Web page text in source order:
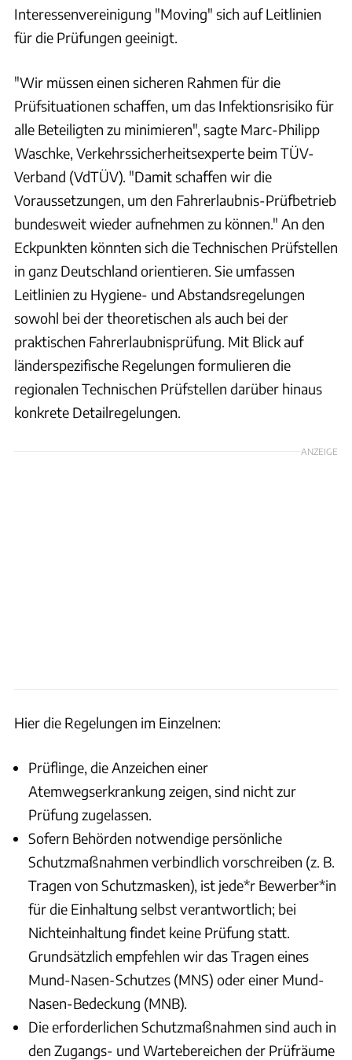
Interessenvereinigung "Moving" sich auf Leitlinien
für die Prüfungen geeinigt.
"Wir müssen einen sicheren Rahmen für die
Prüfsituationen schaffen, um das Infektionsrisiko für
alle Beteiligten zu minimieren", sagte Marc-Philipp
Waschke, Verkehrssicherheitsexperte beim TÜV-
Verband (VdTÜV). "Damit schaffen wir die
Voraussetzungen, um den Fahrerlaubnis-Prüfbetrieb
bundesweit wieder aufnehmen zu können." An den
Eckpunkten könnten sich die Technischen Prüfstellen
in ganz Deutschland orientieren. Sie umfassen
Leitlinien zu Hygiene- und Abstandsregelungen
sowohl bei der theoretischen als auch bei der
praktischen Fahrerlaubnisprüfung. Mit Blick auf
länderspezifische Regelungen formulieren die
regionalen Technischen Prüfstellen darüber hinaus
konkrete Detailregelungen.
ANZEIGE
Hier die Regelungen im Einzelnen:
Prüflinge, die Anzeichen einer
Atemwegserkrankung zeigen, sind nicht zur
Prüfung zugelassen.
Sofern Behörden notwendige persönliche
Schutzmaßnahmen verbindlich vorschreiben (z. B.
Tragen von Schutzmasken), ist jede*r Bewerber*in
für die Einhaltung selbst verantwortlich; bei
Nichteinhaltung findet keine Prüfung statt.
Grundsätzlich empfehlen wir das Tragen eines
Mund-Nasen-Schutzes (MNS) oder einer Mund-
Nasen-Bedeckung (MNB).
Die erforderlichen Schutzmaßnahmen sind auch in
den Zugangs- und Wartebereichen der Prüfräume